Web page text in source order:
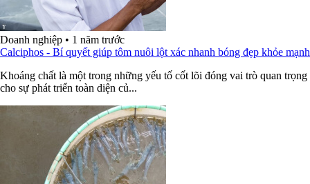
Doanh nghiệp • 1 năm trước
Calciphos - Bí quyết giúp tôm nuôi lột xác nhanh bóng đẹp khỏe mạnh
Khoáng chất là một trong những yếu tố cốt lõi đóng vai trò quan trọng
cho sự phát triển toàn diện củ...